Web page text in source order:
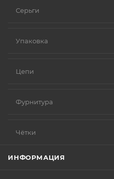
Серьги
Упаковка
Цепи
Фурнитура
Чётки
ИНФОРМАЦИЯ